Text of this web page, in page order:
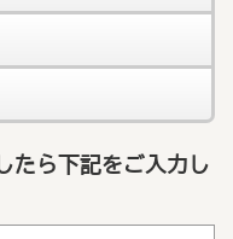
たら下記をご入力し